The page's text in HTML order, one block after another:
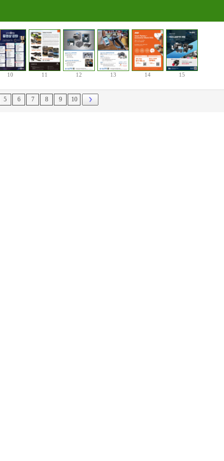
10 11 12 13 14 15
5 6 7 8 9 10